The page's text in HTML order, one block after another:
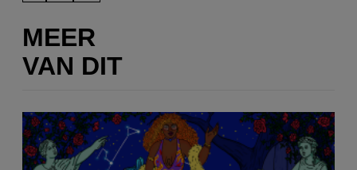
MEER
VAN DIT